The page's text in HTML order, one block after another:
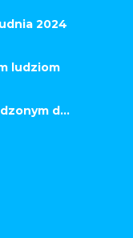
2024
ludziom
d...